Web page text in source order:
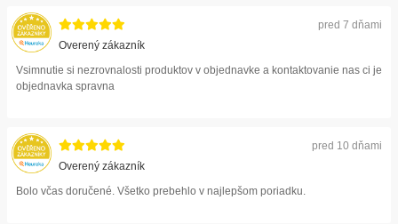
pred 7 dňami
Overený zákazník
Vsimnutie si nezrovnalosti produktov v objednavke a kontaktovanie nas ci je
objednavka spravna
pred 10 dňami
Overený zákazník
Bolo včas doručené. Všetko prebehlo v najlepšom poriadku.